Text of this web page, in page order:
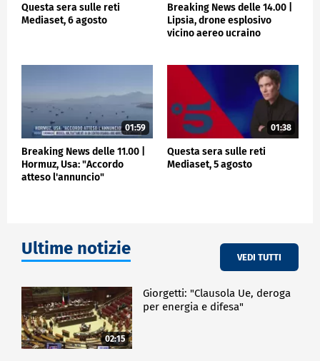
Questa sera sulle reti
Mediaset, 6 agosto
Breaking News delle 14.00 |
Lipsia, drone esplosivo
vicino aereo ucraino
01:59
Breaking News delle 11.00 |
Hormuz, Usa: "Accordo
atteso l'annuncio"
01:38
Questa sera sulle reti
Mediaset, 5 agosto
Ultime notizie VEDI TUTTI
02:15
Giorgetti: "Clausola Ue, deroga
per energia e difesa"